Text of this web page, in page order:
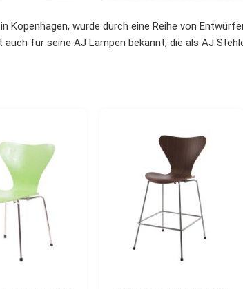
Kopenhagen, wurde durch eine Reihe von
auch für seine AJ Lampen bekannt, die als AJ